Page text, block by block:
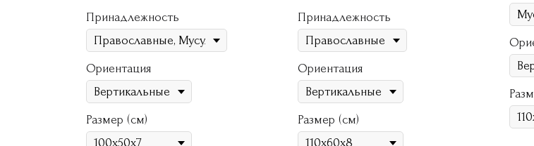
Принадлежность
Ориентация
Размер (см)
Принадлежность
Ориентация
Размер (см)